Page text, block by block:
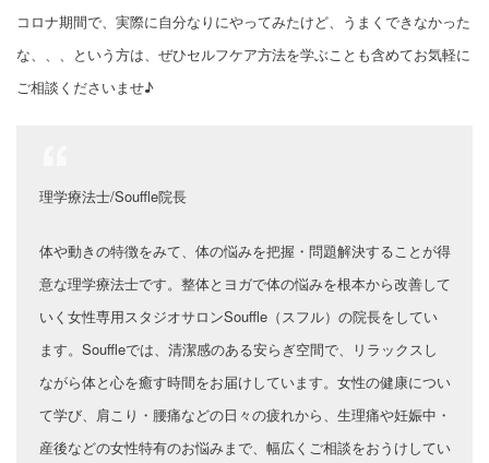
コロナ期間で、実際に自分なりにやってみたけど、うまくできなかった
な、、、
という方は、ぜひセルフケア方法を学ぶことも含めてお気軽に
ご相談くださいませ♪
理学療法士/Souffle院長
体や動きの特徴をみて、体の悩みを把握・問題解決することが得
意な理学療法士です。 整体とヨガで体の悩みを根本から改善して
いく女性専用スタジオサロンSouffle（スフル）の院長をしてい
ます。 Souffleでは、清潔感のある安らぎ空間で、リラックスし
ながら体と心を癒す時間をお届けしています。 女性の健康につい
て学び、肩こり・腰痛などの日々の疲れから、生理痛や妊娠中・
産後などの女性特有のお悩みまで、幅広くご相談をおうけしてい